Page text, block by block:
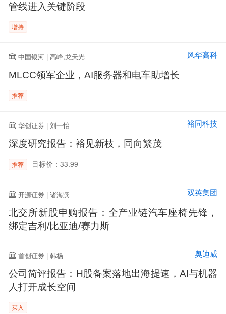
管线进入关键阶段
增持
中国银河 | 高峰,龙天光 风华高科
MLCC领军企业，AI服务器和电车助增长
推荐
华创证券 | 刘一怡 裕同科技
深度研究报告：裕见新枝，同向繁茂
推荐 目标价：33.99
开源证券 | 诸海滨 双英集团
北交所新股申购报告：全产业链汽车座椅先锋，
绑定吉利/比亚迪/赛力斯
首创证券 | 韩杨 奥迪威
公司简评报告：H股备案落地出海提速，AI与机器
人打开成长空间
买入